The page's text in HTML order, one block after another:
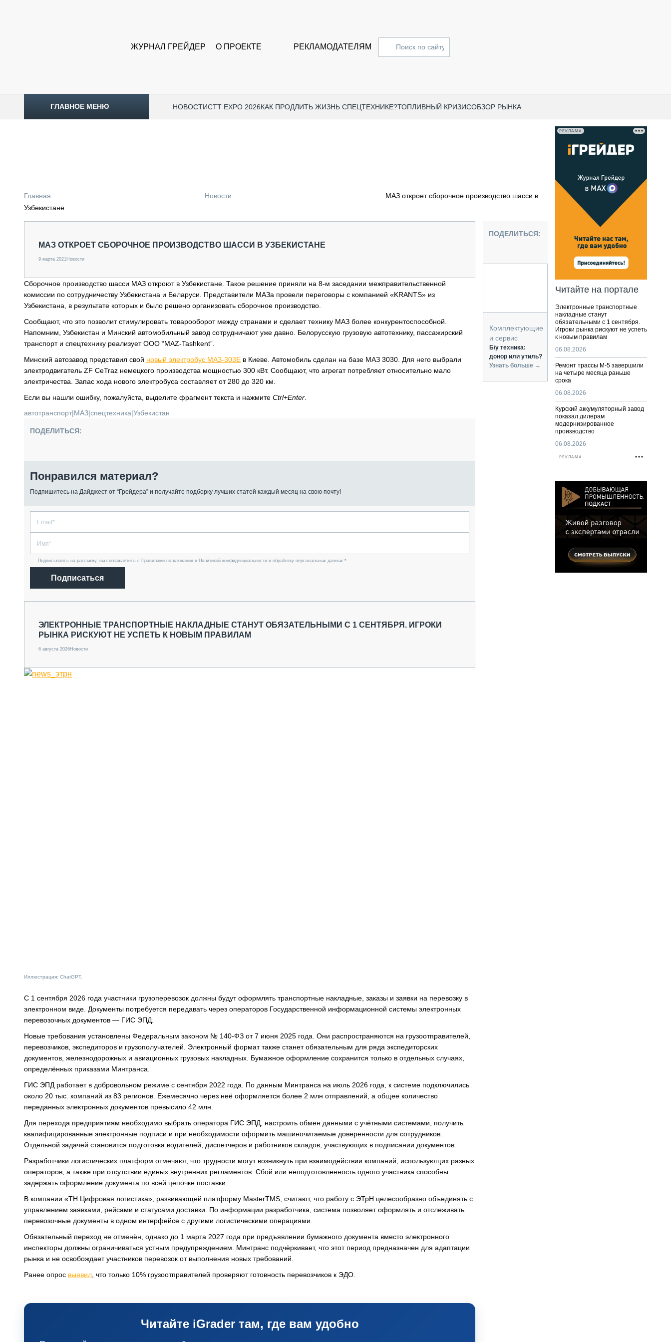
ЖУРНАЛ ГРЕЙДЕР О ПРОЕКТЕ РЕКЛАМОДАТЕЛЯМ
ГЛАВНОЕ МЕНЮ НОВОСТИCTT EXPO 2026КАК ПРОДЛИТЬ ЖИЗНЬ СПЕЦТЕХНИКЕ?ТОПЛИВНЫЙ КРИЗИСОБЗОР РЫНКА
ОБЗОР РЫНКА
ГРУЗОПЕРЕВОЗКИ
ИСПЫТАТЕЛИ
ТЕХНОЛОГИИ
ДОРОЖНАЯ ИНДУСТРИЯ
СЕРВИСМЕНЫ
ПОДЪЁМНАЯ ТЕХНИКА
ПАССАЖИРСКИЙ ТРАНСПОРТ
КАРЬЕРНАЯ ТЕХНИКА
ЛОГИСТИКА И СКЛАД
КОМПЛЕКТУЮЩИЕ И СЕРВИС
Главная Новости
МАЗ откроет сборочное производство шасси в
Узбекистане
МАЗ ОТКРОЕТ СБОРОЧНОЕ ПРОИЗВОДСТВО ШАССИ В УЗБЕКИСТАНЕ
9 марта 2021Новости
Сборочное производство шасси МАЗ откроют в Узбекистане. Такое решение приняли на 8-м заседании межправительственной
комиссии по сотрудничеству Узбекистана и Беларуси. Представители МАЗа провели переговоры с компанией «KRANTS» из
Узбекистана, в результате которых и было решено организовать сборочное производство.
Сообщают, что это позволит стимулировать товарооборот между странами и сделает технику МАЗ более конкурентоспособной.
Напомним, Узбекистан и Минский автомобильный завод сотрудничают уже давно. Белорусскую грузовую автотехнику, пассажирский
транспорт и спецтехнику реализует ООО “MAZ-Tashkent”.
Минский автозавод представил свой новый электробус МАЗ-303Е в Киеве. Автомобиль сделан на базе МАЗ 3030. Для него выбрали
электродвигатель ZF CeTraz немецкого производства мощностью 300 кВт. Сообщают, что агрегат потребляет относительно мало
электричества. Запас хода нового электробуса составляет от 280 до 320 км.
Если вы нашли ошибку, пожалуйста, выделите фрагмент текста и нажмите Ctrl+Enter
автотранспорт|МАЗ|спецтехника|Узбекистан
ПОДЕЛИТЬСЯ:
Понравился материал?
Подпишитесь на Дайджест от “Грейдера” и получайте подборку лучших статей каждый месяц на свою почту!
Подписываясь на рассылку, вы соглашаетесь с Правилами пользования и Политикой конфиденциальности и обработку персональных данных *
Подписаться
ЭЛЕКТРОННЫЕ ТРАНСПОРТНЫЕ НАКЛАДНЫЕ СТАНУТ ОБЯЗАТЕЛЬНЫМИ С 1 СЕНТЯБРЯ. ИГРОКИ
РЫНКА РИСКУЮТ НЕ УСПЕТЬ К НОВЫМ ПРАВИЛАМ
6 августа 2026Новости
Иллюстрация: ChatGPT.
С 1 сентября 2026 года участники грузоперевозок должны будут оформлять транспортные накладные, заказы и заявки на перевозку в
электронном виде. Документы потребуется передавать через операторов Государственной информационной системы электронных
перевозочных документов — ГИС ЭПД.
Новые требования установлены Федеральным законом № 140-ФЗ от 7 июня 2025 года. Они распространяются на грузоотправителей,
перевозчиков, экспедиторов и грузополучателей. Электронный формат также станет обязательным для ряда экспедиторских
документов, железнодорожных и авиационных грузовых накладных. Бумажное оформление сохранится только в отдельных случаях,
определённых приказами Минтранса.
ГИС ЭПД работает в добровольном режиме с сентября 2022 года. По данным Минтранса на июль 2026 года, к системе подключились
около 20 тыс. компаний из 83 регионов. Ежемесячно через неё оформляется более 2 млн отправлений, а общее количество
переданных электронных документов превысило 42 млн.
Для перехода предприятиям необходимо выбрать оператора ГИС ЭПД, настроить обмен данными с учётными системами, получить
квалифицированные электронные подписи и при необходимости оформить машиночитаемые доверенности для сотрудников.
Отдельной задачей становится подготовка водителей, диспетчеров и работников складов, участвующих в подписании документов.
Разработчики логистических платформ отмечают, что трудности могут возникнуть при взаимодействии компаний, использующих разных
операторов, а также при отсутствии единых внутренних регламентов. Сбой или неподготовленность одного участника способны
задержать оформление документа по всей цепочке поставки.
В компании «ТН Цифровая логистика», развивающей платформу MasterTMS, считают, что работу с ЭТрН целесообразно объединять с
управлением заявками, рейсами и статусами доставки. По информации разработчика, система позволяет оформлять и отслеживать
перевозочные документы в одном интерфейсе с другими логистическими операциями.
Обязательный переход не отменён, однако до 1 марта 2027 года при предъявлении бумажного документа вместо электронного
инспекторы должны ограничиваться устным предупреждением. Минтранс подчёркивает, что этот период предназначен для адаптации
рынка и не освобождает участников перевозок от выполнения новых требований.
Ранее опрос выявил , что только 10% грузоотправителей проверяют готовность перевозчиков к ЭДО.
Читайте iGrader там, где вам удобно
ПОДЕЛИТЬСЯ:
Комплектующие
и сервис
Б/у техника:
донор или утиль?
Узнать больше →
РЕКЛАМА
Читайте на портале
Электронные транспортные
накладные станут
обязательными с 1 сентября.
Игроки рынка рискуют не успеть
к новым правилам
06.08.2026
Ремонт трассы М-5 завершили
на четыре месяца раньше
срока
06.08.2026
Курский аккумуляторный завод
показал дилерам
модернизированное
производство
06.08.2026
РЕКЛАМА